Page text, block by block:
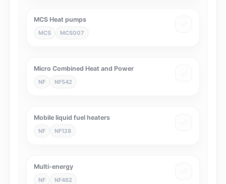
MCS Heat pumps
MCS MCS007
Micro Combined Heat and Power
NF NF542
Mobile liquid fuel heaters
NF NF128
Multi-energy
NF NF462